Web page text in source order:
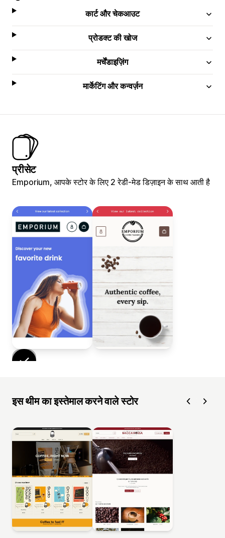
कार्ट और चेकआउट
प्रोडक्ट की खोज
मर्चेंडाइज़िंग
मार्केटिंग और कन्वर्ज़न
प्रीसेट
Emporium, आपके स्टोर के लिए 2 रेडी-मेड डिज़ाइन के साथ आती है
इस थीम का इस्तेमाल करने वाले स्टोर